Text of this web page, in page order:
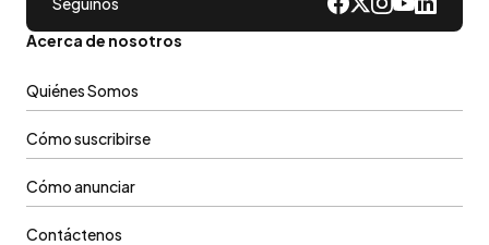
Acerca de nosotros
Quiénes Somos
Cómo suscribirse
Cómo anunciar
Contáctenos